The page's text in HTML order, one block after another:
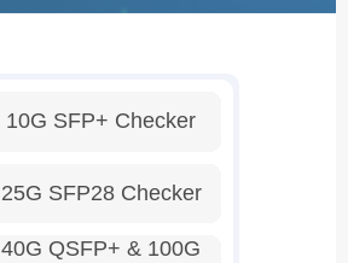
10G SFP+ Checker
25G SFP28 Checker
40G QSFP+ & 100G